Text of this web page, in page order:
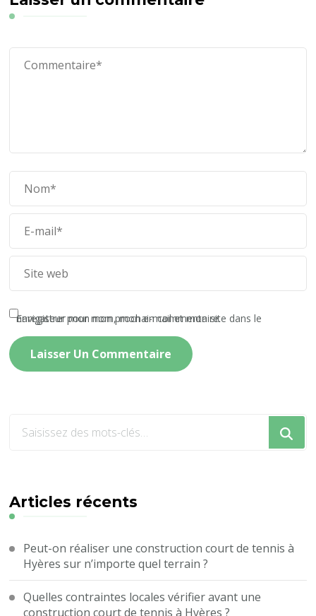
Enregistrer mon nom, mon e-mail et mon site dans le navigateur pour mon prochain commentaire.
?
Articles récents
Peut-on réaliser une construction court de tennis à
Hyères sur n’importe quel terrain ?
Quelles contraintes locales vérifier avant une
construction court de tennis à Hyères ?